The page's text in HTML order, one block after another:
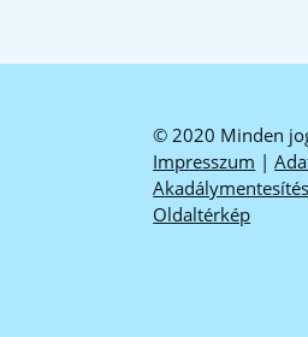
© 2020 Minden
Impresszum |
Oldaltérkép